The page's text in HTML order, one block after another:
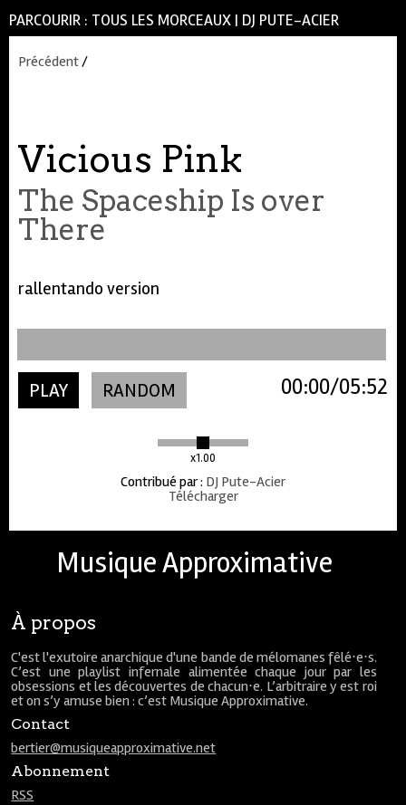
PARCOURIR : TOUS LES MORCEAUX | DJ PUTE-ACIER
Précédent/
Vicious Pink
The Spaceship Is over
There
rallentando version
PLAY RANDOM
x1.00
05:52
00:00
Contribué par: DJ Pute-Acier
Télécharger
Musique Approximative
À propos
C'est l'exutoire anarchique d'une bande de mélomanes fêlé⋅e⋅s.
C’est une playlist infernale alimentée chaque jour par les
obsessions et les découvertes de chacun⋅e. L’arbitraire y est roi
et on s’y amuse bien : c’est Musique Approximative.
Contact
bertier@musiqueapproximative.net
Abonnement
RSS